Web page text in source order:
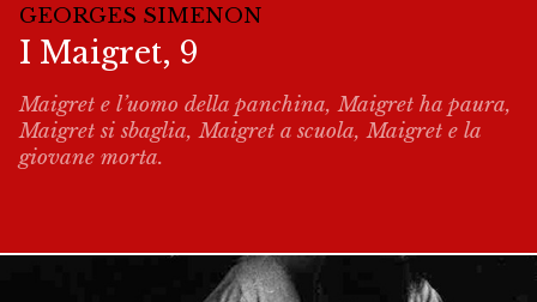
GEORGES SIMENON
I Maigret, 9
Maigret e l’uomo della panchina, Maigret ha paura,
Maigret si sbaglia, Maigret a scuola, Maigret e la
giovane morta.